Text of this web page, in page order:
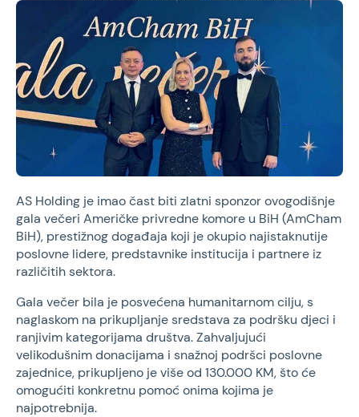
AS Holding je imao čast biti zlatni sponzor ovogodišnje
gala večeri Američke privredne komore u BiH (AmCham
BiH), prestižnog događaja koji je okupio najistaknutije
poslovne lidere, predstavnike institucija i partnere iz
različitih sektora.
Gala večer bila je posvećena humanitarnom cilju, s
naglaskom na prikupljanje sredstava za podršku djeci i
ranjivim kategorijama društva. Zahvaljujući
velikodušnim donacijama i snažnoj podršci poslovne
zajednice, prikupljeno je više od 130.000 KM, što će
omogućiti konkretnu pomoć onima kojima je
najpotrebnija.